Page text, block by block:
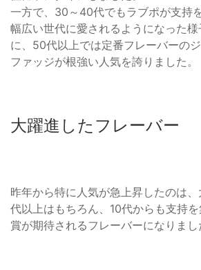
一方で、30～40代でもラブポが支持
幅広い世代に愛されるようになった
に、50代以上では定番フレーバーの
ファッジが根強い人気を誇りました。
大躍進したフレーバー
昨年から特に人気が急上昇したのは
代以上はもちろん、10代からも支持
賞が期待されるフレーバーになりまし